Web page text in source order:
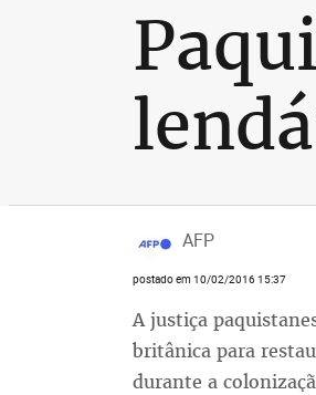
AFP
postado em 10/02/2016 15:37
A justiça
britânica para
durante a